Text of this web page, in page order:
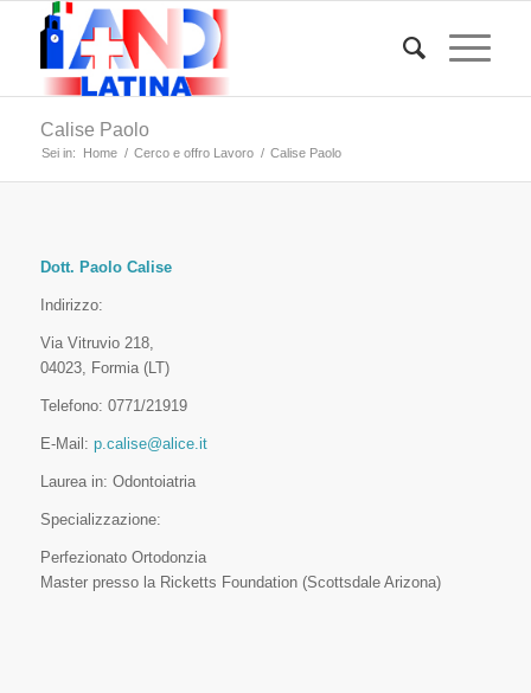
Calise Paolo
Sei in: Home / Cerco e offro Lavoro / Calise Paolo
Dott. Paolo Calise
Indirizzo:
Via Vitruvio 218,
04023, Formia (LT)
Telefono: 0771/21919
E-Mail: p.calise@alice.it
Laurea in: Odontoiatria
Specializzazione:
Perfezionato Ortodonzia
Master presso la Ricketts Foundation (Scottsdale Arizona)